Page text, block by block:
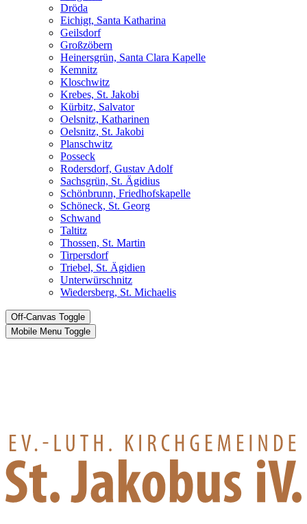
Dröda
Eichigt, Santa Katharina
Geilsdorf
Großzöbern
Heinersgrün, Santa Clara Kapelle
Kemnitz
Kloschwitz
Krebes, St. Jakobi
Kürbitz, Salvator
Oelsnitz, Katharinen
Oelsnitz, St. Jakobi
Planschwitz
Posseck
Rodersdorf, Gustav Adolf
Sachsgrün, St. Ägidius
Schönbrunn, Friedhofskapelle
Schöneck, St. Georg
Schwand
Taltitz
Thossen, St. Martin
Tirpersdorf
Triebel, St. Ägidien
Unterwürschnitz
Wiedersberg, St. Michaelis
Off-Canvas Toggle
Mobile Menu Toggle